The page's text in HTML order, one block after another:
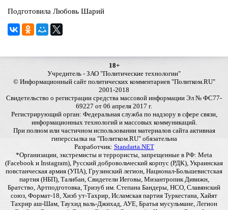
Подготовила Любовь Шарий
18+
Учредитель - ЗАО "Политические технологии"
© Информационный сайт политических комментариев "Политком.RU"
2001-2018
Свидетельство о регистрации средства массовой информации Эл № ФС77-
69227 от 06 апреля 2017 г.
Регистрирующий орган: Федеральная служба по надзору в сфере связи,
информационных технологий и массовых коммуникаций.
При полном или частичном использовании материалов сайта активная
гиперссылка на "Политком.RU" обязательна
Разработчик: Standarta.NET
*Организации, экстремисты и террористы, запрещенные в РФ: Meta
(Facebook и Instagram), Русский добровольческий корпус (РДК), Украинская
повстанческая армия (УПА), Грузинский легион, Национал-Большевистская
партия (НБП), Талибан, Свидетели Иеговы, Мизантропик Дивижн,
Братство, Артподготовка, Тризуб им. Степана Бандеры, НСО, Славянский
союз, Формат-18, Хизб ут-Тахрир, Исламская партия Туркестана, Хайят
Тахрир аш-Шам, Таухид валь-Джихад, АУЕ, Братья мусульмане, Легион